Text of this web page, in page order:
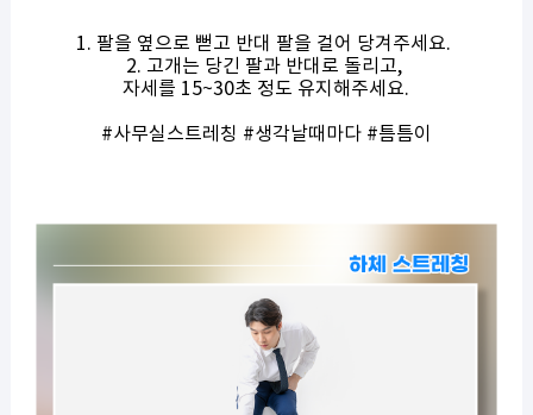
1. 팔을 옆으로 뻗고 반대 팔을 걸어 당겨주세요.
2. 고개는 당긴 팔과 반대로 돌리고,
자세를 15~30초 정도 유지해주세요.
#사무실스트레칭 #생각날때마다 #틈틈이